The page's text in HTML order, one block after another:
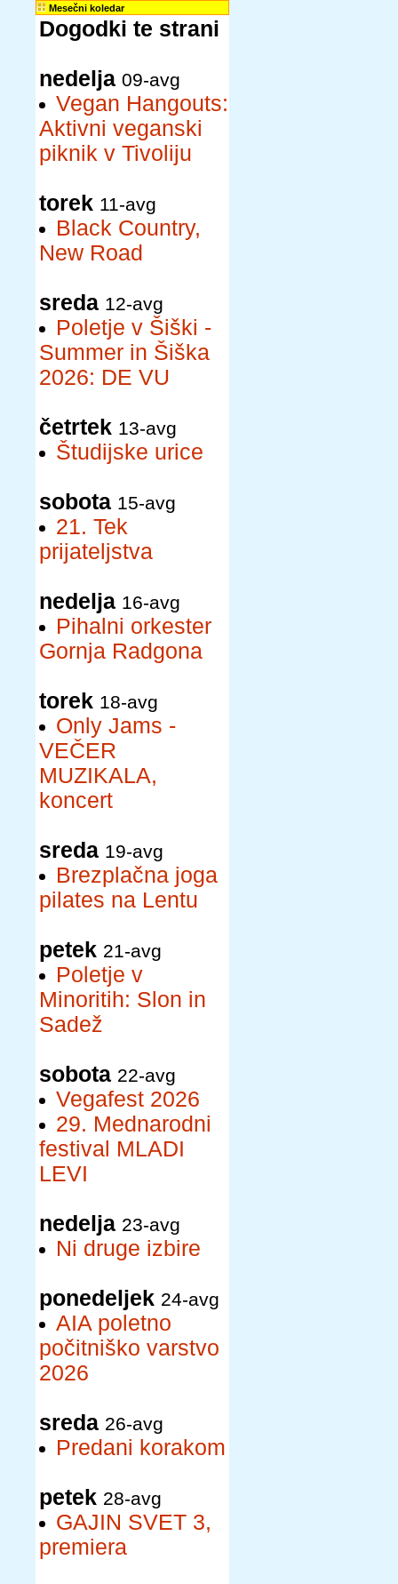
Mesečni koledar
Dogodki te strani
nedelja 09-avg
Vegan Hangouts:
Aktivni veganski
piknik v Tivoliju
torek 11-avg
Black Country,
New Road
sreda 12-avg
Poletje v Šiški -
Summer in Šiška
2026: DE VU
četrtek 13-avg
Študijske urice
sobota 15-avg
21. Tek
prijateljstva
nedelja 16-avg
Pihalni orkester
Gornja Radgona
torek 18-avg
Only Jams -
VEČER
MUZIKALA,
koncert
sreda 19-avg
Brezplačna joga
pilates na Lentu
petek 21-avg
Poletje v
Minoritih: Slon in
Sadež
sobota 22-avg
Vegafest 2026
29. Mednarodni
festival MLADI
LEVI
nedelja 23-avg
Ni druge izbire
ponedeljek 24-avg
AIA poletno
počitniško varstvo
2026
sreda 26-avg
Predani korakom
petek 28-avg
GAJIN SVET 3,
premiera